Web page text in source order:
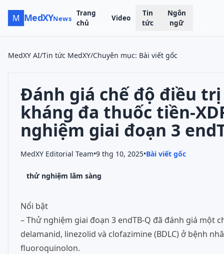
M MedXYNews
Trang
chủ
Video
Tin
tức
Ngôn
ngữ
MedXY AI/Tin tức MedXY/Chuyên mục: Bài viết gốc
Đánh giá chế độ điều
kháng đa thuốc tiền-
nghiệm giai đoạn 3
MedXY Editorial Team•9 thg 10, 2025•Bài viết gốc
thử nghiệm lâm sàng
Nổi bật
– Thử nghiệm giai đoạn 3 endTB-Q đã đánh giá một
delamanid, linezolid và clofazimine (BDLC) ở bệnh
fluoroquinolon.